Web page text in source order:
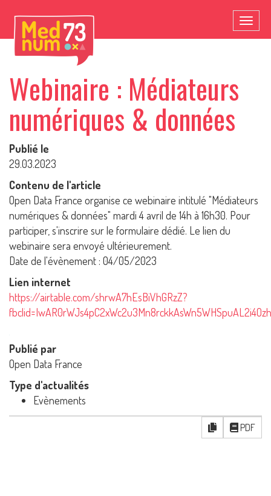
Webinaire : Médiateurs
numériques & données
Publié le
29.03.2023
Contenu de l'article
Open Data France organise ce webinaire intitulé "Médiateurs
numériques & données" mardi 4 avril de 14h à 16h30. Pour
participer, s'inscrire sur le formulaire dédié. Le lien du
webinaire sera envoyé ultérieurement.
Date de l'évènement : 04/05/2023
Lien internet
https://airtable.com/shrwA7hEsBiVhGRzZ?
Publié par
Open Data France
Type d'actualités
Evènements
PDF